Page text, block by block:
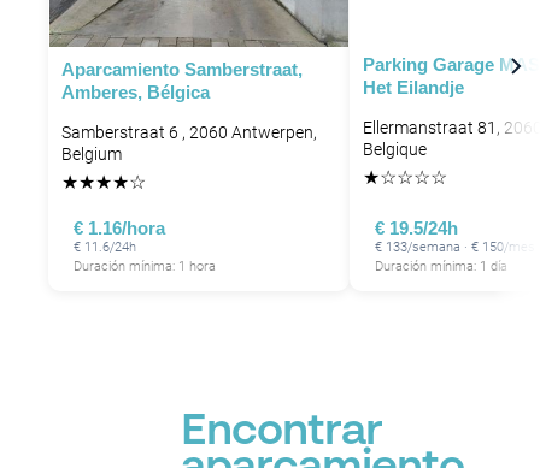
Aparcamiento Samberstraat,
Amberes, Bélgica
Samberstraat 6 , 2060 Antwerpen,
Belgium
★★★★☆
€ 1.16/hora
€ 11.6/24h
Duración mínima: 1 hora
Parking Garage
Het Eilandje
Ellermanstraat 81,
Belgique
★☆☆☆☆
€ 19.5/24h
€ 133/semana · € 150/mes
Duración mínima: 1 día
Encontrar